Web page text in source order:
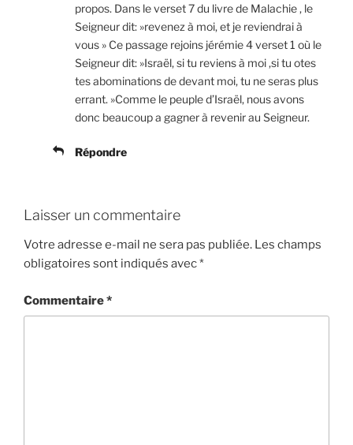
propos. Dans le verset 7 du livre de Malachie , le
Seigneur dit: »revenez à moi, et je reviendrai à
vous » Ce passage rejoins jérémie 4 verset 1 où le
Seigneur dit: »Israël, si tu reviens à moi ,si tu otes
tes abominations de devant moi, tu ne seras plus
errant. »Comme le peuple d’Israël, nous avons
donc beaucoup a gagner à revenir au Seigneur.
Répondre
Laisser un commentaire
Votre adresse e-mail ne sera pas publiée. Les champs
obligatoires sont indiqués avec*
Commentaire*